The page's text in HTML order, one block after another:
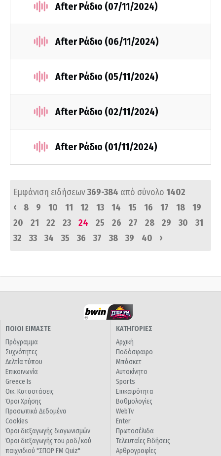
After Ράδιο (07/11/2024)
After Ράδιο (06/11/2024)
After Ράδιο (05/11/2024)
After Ράδιο (02/11/2024)
After Ράδιο (01/11/2024)
Εμφάνιση ειδήσεων369-384 από σύνολο 1402
‹
8 9 10 11 12 13 14 15 16 17 18
19
20
21 22 23 24 25 26 27 28 29 30
31
32
33 34 35 36 37 38 39 40 ›
ΠΟΙΟΙ ΕΙΜΑΣΤΕ
Πρόγραμμα
Συχνότητες
Δελτία τύπου
Επικοινωνία
Greece Is
Οικ. Καταστάσεις
Όροι Χρήσης
Προσωπικά Δεδομένα
Cookies
Όροι διεξαγωγής διαγωνισμών
Όροι διεξαγωγής του ραδ/κού
παιχνιδιού "ΣΠΟΡ FM Quiz"
ΚΑΤΗΓΟΡΙΕΣ
Αρχική
Ποδόσφαιρο
Μπάσκετ
Αυτοκίνητο
Sports
Επικαιρότητα
Βαθμολογίες
WebTv
Enter
Πρωτοσέλιδα
Τελευταίες Ειδήσεις
Αρθρογραφίες